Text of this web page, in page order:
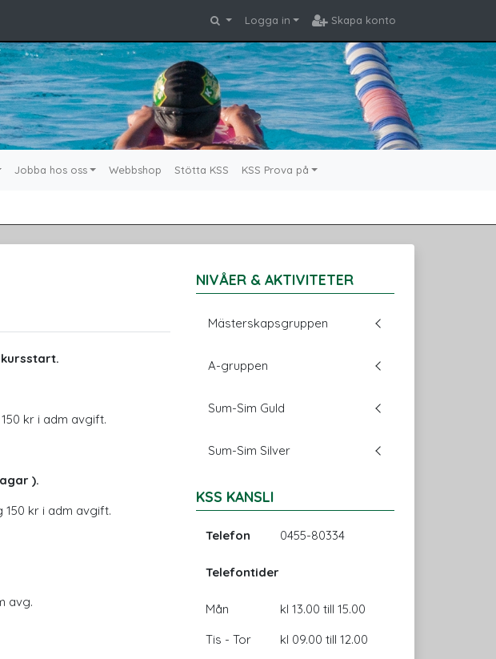
Logga in Skapa konto
Jobba hos oss Webbshop Stötta KSS KSS Prova på
kr i adm avgift.
).
kr i adm avgift.
avg.
NIVÅER & AKTIVITETER
Mästerskapsgruppen
A-gruppen
Sum-Sim Guld
Sum-Sim Silver
KSS KANSLI
Telefon 0455-80334
Telefontider
Mån
Tis - Tor
kl 13.00 till 15.00
kl 09.00 till 12.00